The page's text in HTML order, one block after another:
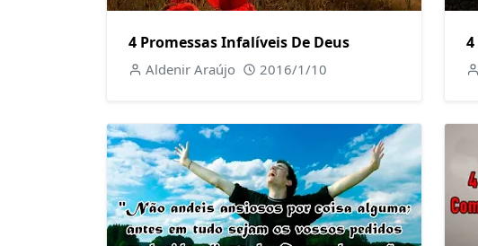
4 Promessas Infalíveis De Deus
Aldenir Araújo 2016/1/10